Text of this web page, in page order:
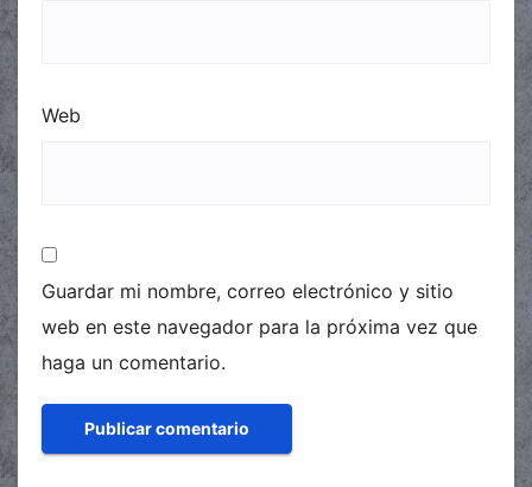
Web
Guardar mi nombre, correo electrónico y sitio
web en este navegador para la próxima vez que
haga un comentario.